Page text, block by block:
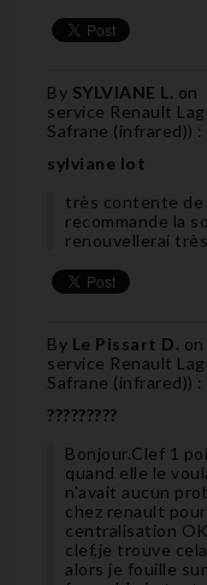
By SYLVIANE L. on
service Renault
Safrane (infrared)) :
sylviane lot
très contente de
recommande la
renouvellerai
By Le Pissart D. on
service Renault
Safrane (infrared)) :
?????????
Bonjour.Clef 1
quand elle le
n'avait aucun
chez renault
centralisation
clef,je trouve
alors je fouille